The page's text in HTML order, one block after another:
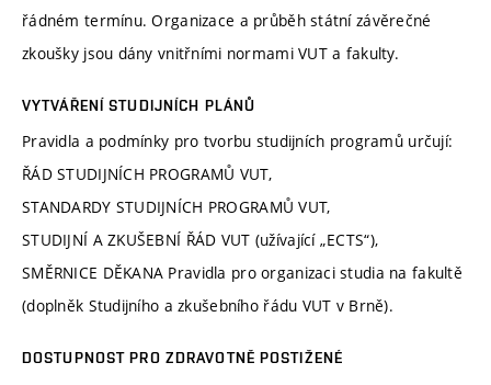
řádném termínu. Organizace a průběh státní závěrečné
zkoušky jsou dány vnitřními normami VUT a fakulty.
VYTVÁŘENÍ STUDIJNÍCH PLÁNŮ
Pravidla a podmínky pro tvorbu studijních programů určují:
ŘÁD STUDIJNÍCH PROGRAMŮ VUT,
STANDARDY STUDIJNÍCH PROGRAMŮ VUT,
STUDIJNÍ A ZKUŠEBNÍ ŘÁD VUT (užívající „ECTS“),
SMĚRNICE DĚKANA Pravidla pro organizaci studia na fakultě
(doplněk Studijního a zkušebního řádu VUT v Brně).
DOSTUPNOST PRO ZDRAVOTNĚ POSTIŽENÉ